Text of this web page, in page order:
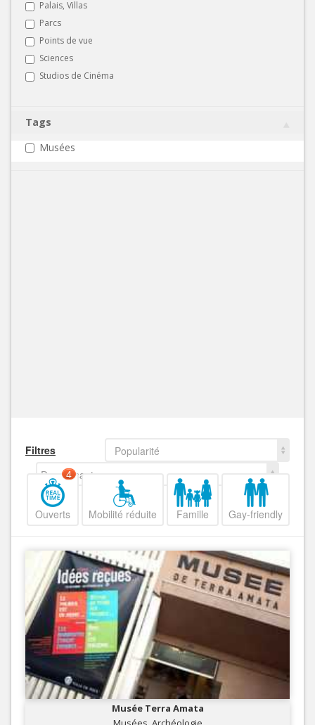
Palais, Villas
Parcs
Points de vue
Sciences
Studios de Cinéma
Tags
Musées
Filtres
Popularité
Decroissant
Ouverts
4
Mobilité réduite Famille Gay-friendly
Musée Terra Amata